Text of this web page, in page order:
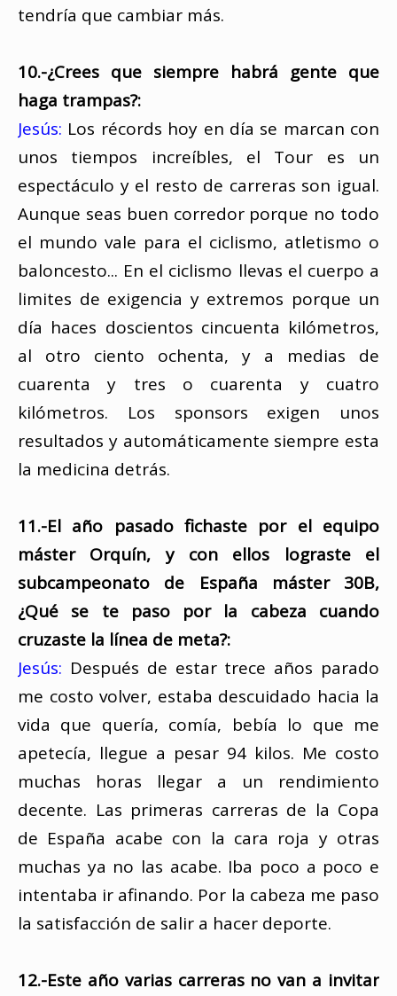
tendría que cambiar más.
10.-¿Crees que siempre habrá gente que
haga trampas?:
Jesús: Los récords hoy en día se marcan con
unos tiempos increíbles, el Tour es un
espectáculo y el resto de carreras son igual.
Aunque seas buen corredor porque no todo
el mundo vale para el ciclismo, atletismo o
baloncesto... En el ciclismo llevas el cuerpo a
limites de exigencia y extremos porque un
día haces doscientos cincuenta kilómetros,
al otro ciento ochenta, y a medias de
cuarenta y tres o cuarenta y cuatro
kilómetros. Los sponsors exigen unos
resultados y automáticamente siempre esta
la medicina detrás.
11.-El año pasado fichaste por el equipo
máster Orquín, y con ellos lograste el
subcampeonato de España máster 30B,
¿Qué se te paso por la cabeza cuando
cruzaste la línea de meta?:
Jesús: Después de estar trece años parado
me costo volver, estaba descuidado hacia la
vida que quería, comía, bebía lo que me
apetecía, llegue a pesar 94 kilos. Me costo
muchas horas llegar a un rendimiento
decente. Las primeras carreras de la Copa
de España acabe con la cara roja y otras
muchas ya no las acabe. Iba poco a poco e
intentaba ir afinando. Por la cabeza me paso
la satisfacción de salir a hacer deporte.
12.-Este año varias carreras no van a invitar